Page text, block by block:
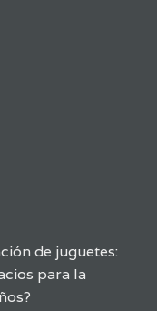
de juguetes:
para la